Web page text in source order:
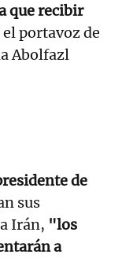
que recibir
portavoz de
Abolfazl
de
sus
Irán, "los
a